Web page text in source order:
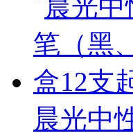
晨光中